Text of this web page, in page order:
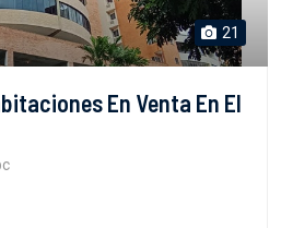
21
En Venta En El